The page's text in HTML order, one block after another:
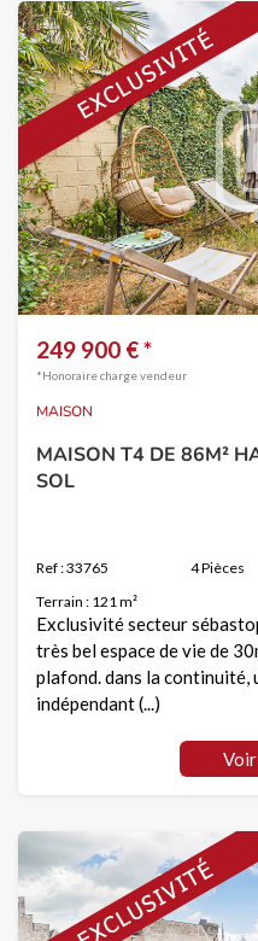
249 900 € *
*Honoraire charge vendeur
MAISON
MAISON T4 DE 86M²
SOL
Ref : 33765 4 Pièces
Terrain : 121 m²
Exclusivité secteur
très bel espace de vie de
plafond. dans la continuité,
indépendant (...)